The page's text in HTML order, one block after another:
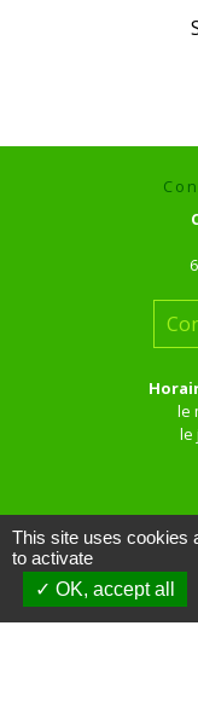
le
le
Liens
This site uses cookies
to activate
OK, accept all